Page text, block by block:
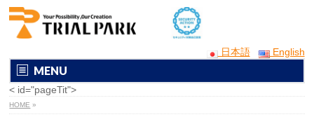
日本語 English
MENU
< id="pageTit">
HOME »